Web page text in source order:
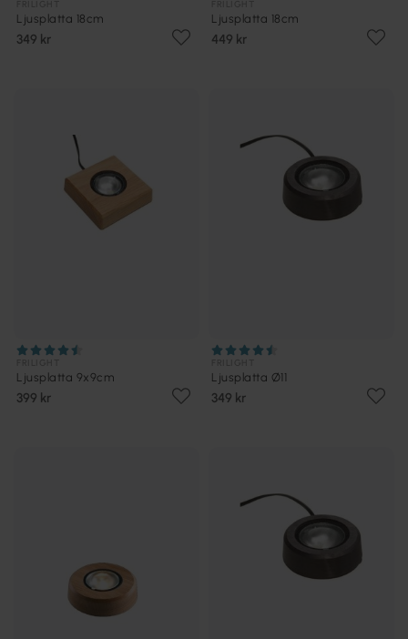
Ljusplatta 18cm
349 kr
Ljusplatta 18cm
449 kr
Ljusplatta 9x9cm
399 kr
Ljusplatta Ø11
349 kr